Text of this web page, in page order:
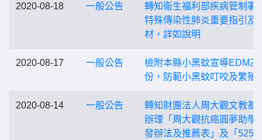
2020-08-18 一般公告
轉知衛生福利部疾病管制署
特殊傳染性肺炎重要指引及
材，詳如說明
2020-08-17 一般公告
檢附本縣小黑蚊宣導EDM乙
份，防範小黑蚊叮咬及繁殖
2020-08-14 一般公告
轉知財團法人周大觀文教基
辦理「周大觀抗癌圓夢助學
發辦法及推薦表」及「525